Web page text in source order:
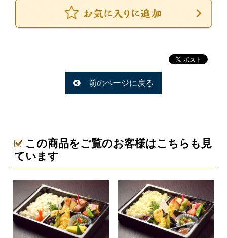
スタッフブログ
特定商取引法に基づく表記
前のページに戻る
この商品をご覧のお客様はこちらも見
ています